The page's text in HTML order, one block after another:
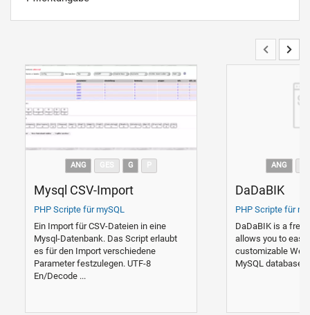
ANG G
Mysql CSV-Import
PHP Scripte für mySQL
Ein Import für CSV-Dateien in eine
Mysql-Datenbank. Das Script erlaubt
es für den Import verschiedene
Parameter festzulegen. UTF-8
En/Decode ...
ANG
DaDaBIK
PHP Scripte für
DaDaBIK is a free
allows you to
customizable
MySQL database